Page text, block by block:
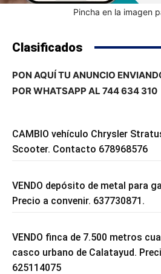
Pincha en la imagen
Clasificados
PON AQUÍ TU ANUNCIO
POR WHATSAPP AL 744 634 310
CAMBIO vehículo Chrysler
Scooter. Contacto 678968576
VENDO depósito de metal para
Precio a convenir. 637730871.
VENDO finca de 7.500 metros
casco urbano de Calatayud.
625114075